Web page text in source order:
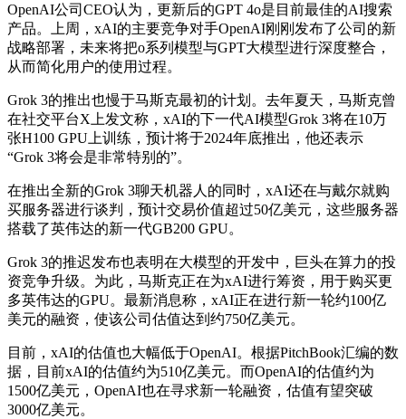
OpenAI公司CEO认为，更新后的GPT 4o是目前最佳的AI搜索
产品。上周，xAI的主要竞争对手OpenAI刚刚发布了公司的新
战略部署，未来将把o系列模型与GPT大模型进行深度整合，
从而简化用户的使用过程。
Grok 3的推出也慢于马斯克最初的计划。去年夏天，马斯克曾
在社交平台X上发文称，xAI的下一代AI模型Grok 3将在10万
张H100 GPU上训练，预计将于2024年底推出，他还表示
“Grok 3将会是非常特别的”。
在推出全新的Grok 3聊天机器人的同时，xAI还在与戴尔就购
买服务器进行谈判，预计交易价值超过50亿美元，这些服务器
搭载了英伟达的新一代GB200 GPU。
Grok 3的推迟发布也表明在大模型的开发中，巨头在算力的投
资竞争升级。为此，马斯克正在为xAI进行筹资，用于购买更
多英伟达的GPU。最新消息称，xAI正在进行新一轮约100亿
美元的融资，使该公司估值达到约750亿美元。
目前，xAI的估值也大幅低于OpenAI。根据PitchBook汇编的数
据，目前xAI的估值约为510亿美元。而OpenAI的估值约为
1500亿美元，OpenAI也在寻求新一轮融资，估值有望突破
3000亿美元。